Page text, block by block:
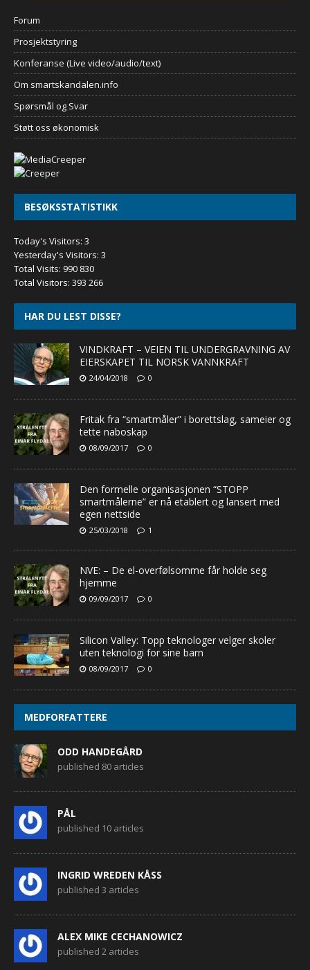
Forum
Prosjektstyring
Konferanse (Live video/audio/text)
Om smartskandalen.info
Spørsmål og Svar
Støtt oss økonomisk
BESØKSSTATISTIKK
Today's Visitors: 3
Yesterday's Visitors: 3
Total Visits: 990 830
Total Visitors: 393 266
HAR DU LEST DISSE?
VINDKRAFT – VEIEN TIL UNDERGRAVNING AV
EIERSKAPET TIL NORSK VANNKRAFT
24/04/2018 0
Fritak fra “smartmåler” i borettslag, sameier og
tette naboskap
08/09/2017 0
Den formelle organisasjonen “STOPP
smartmålerne” er nå etablert og lansert med
egen nettside
25/03/2018 1
NVE: – De el-overfølsomme får holde seg
hjemme
09/09/2017 0
Silicon Valley: Topp teknologer velger skoler
uten teknologi for sine barn
08/09/2017 0
MEDFORFATTERE
ODD HANDEGÅRD
published 80 articles
PÅL
published 10 articles
INGRID WREDEN KÅSS
published 3 articles
ALEX MIKE CECHANOWICZ
published 2 articles